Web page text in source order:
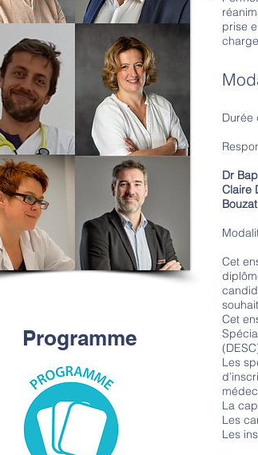
Programme
prise
Durée
Dr
Claire
Bouzat
Cet
Cet
Les
La
Les
Les